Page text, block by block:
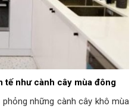
tế như cành cây mùa đông
những cành cây khô mùa